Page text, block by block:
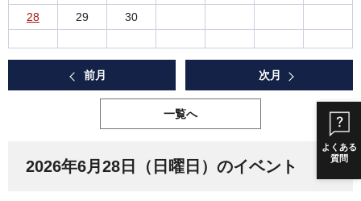
よくある
質問
28
29 30
前月 次月
一覧へ
2026年6月28日（日曜日）のイベント